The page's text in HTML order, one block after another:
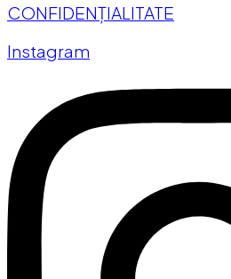
CONFIDENȚIALITATE
Instagram